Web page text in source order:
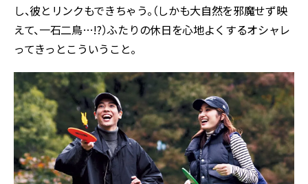
し、彼とリンクもできちゃう。（しかも大自然を邪魔せず映
えて、一石二鳥…!?）ふたりの休日を心地よくするオシャレ
ってきっとこういうこと。